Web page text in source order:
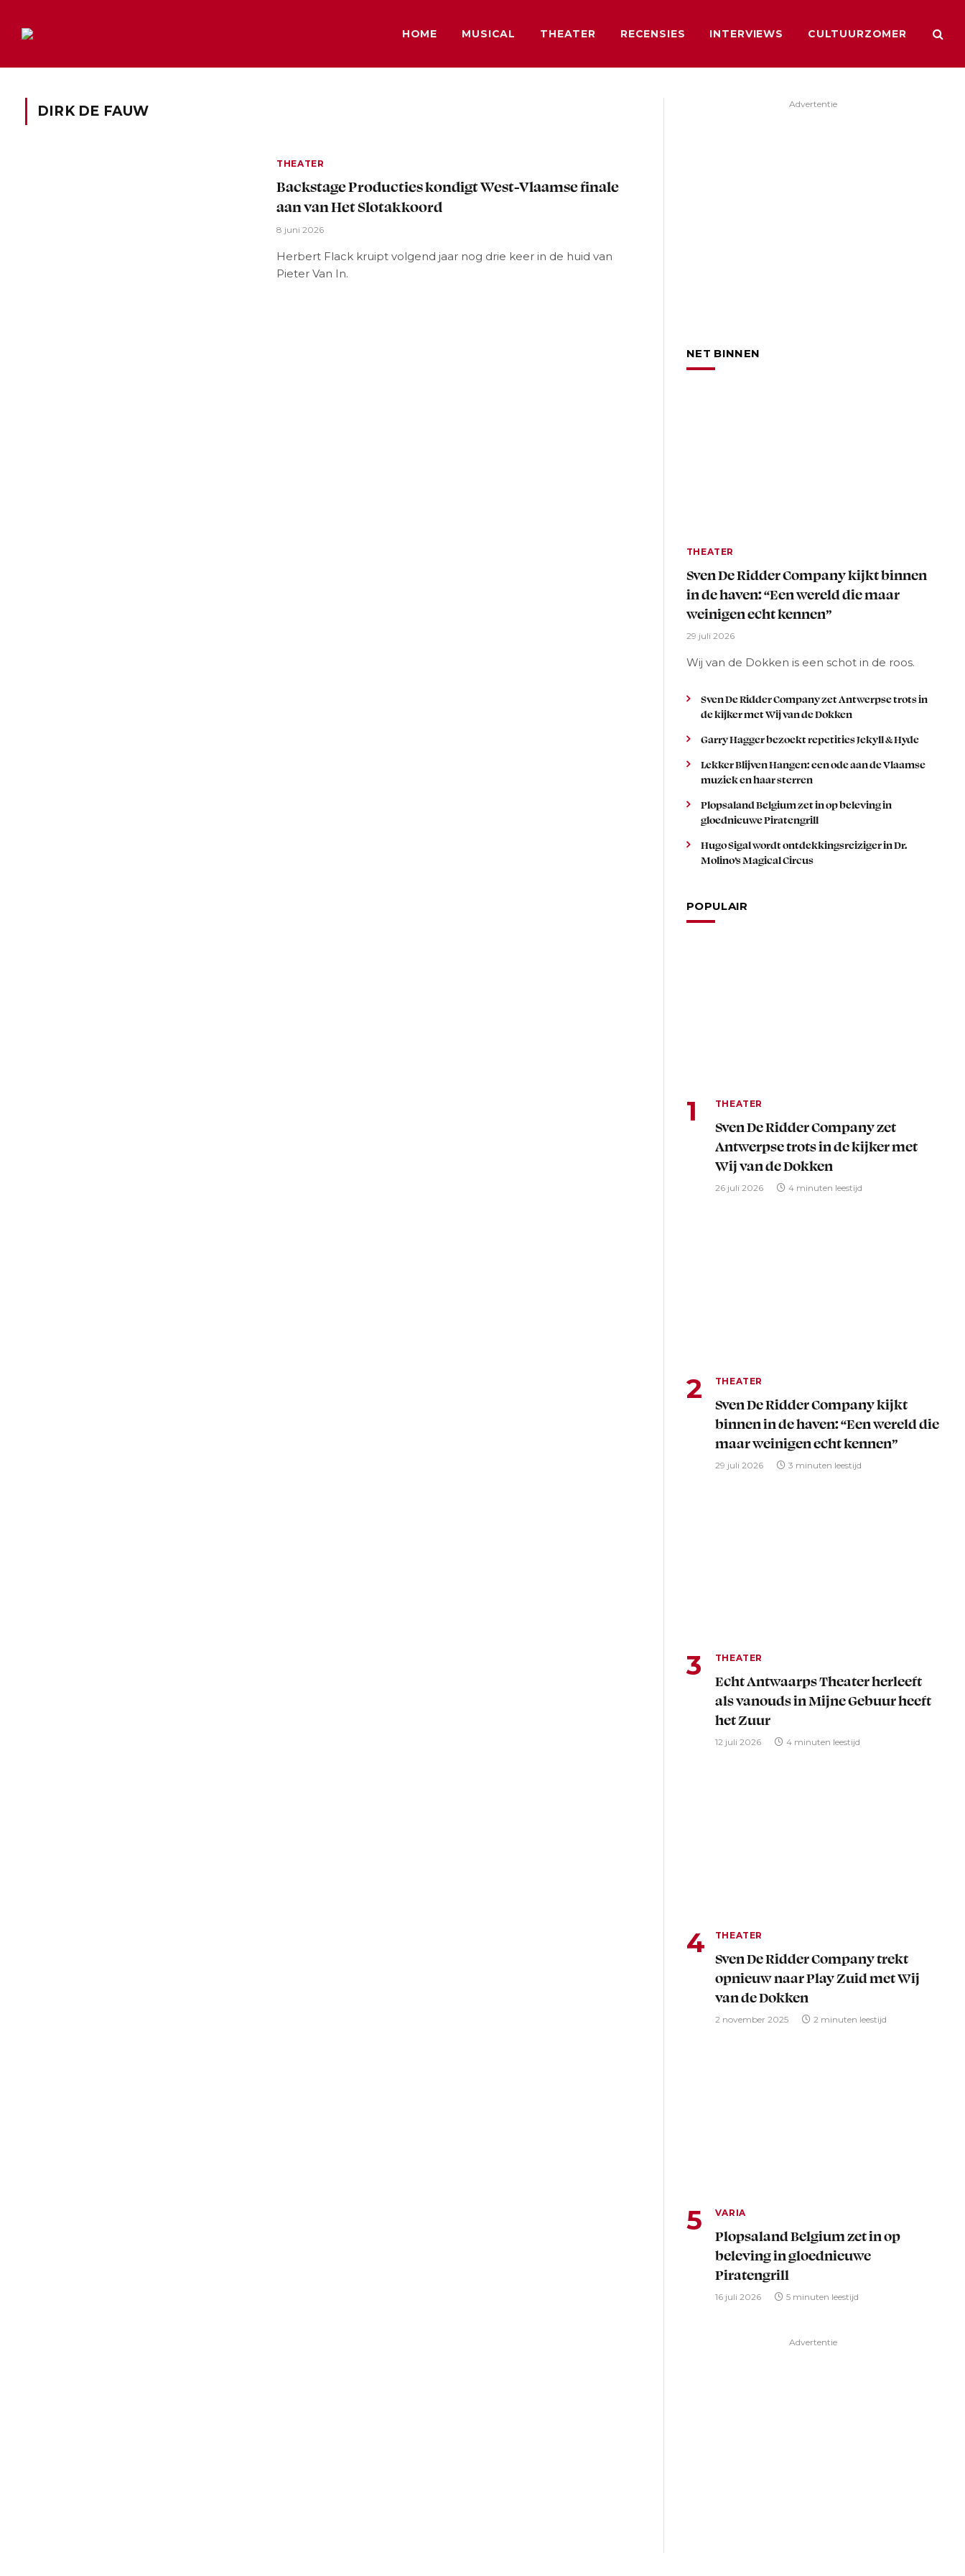
HOME MUSICAL THEATER RECENSIES INTERVIEWS CULTUURZOMER
DIRK DE FAUW
THEATER
Backstage Producties kondigt West-Vlaamse finale
aan van Het Slotakkoord
8 juni 2026
Herbert Flack kruipt volgend jaar nog drie keer in de huid van
Pieter Van In.
Advertentie
NET BINNEN
THEATER
Sven De Ridder Company kijkt binnen
in de haven: “Een wereld die maar
weinigen echt kennen”
29 juli 2026
Wij van de Dokken is een schot in de roos.
Sven De Ridder Company zet Antwerpse trots in
de kijker met Wij van de Dokken
Garry Hagger bezoekt repetities Jekyll & Hyde
Lekker Blijven Hangen: een ode aan de Vlaamse
muziek en haar sterren
Plopsaland Belgium zet in op beleving in
gloednieuwe Piratengrill
Hugo Sigal wordt ontdekkingsreiziger in Dr.
Molino’s Magical Circus
POPULAIR
THEATER
Sven De Ridder Company zet
Antwerpse trots in de kijker met
Wij van de Dokken
26 juli 2026 4 minuten leestijd
THEATER
Sven De Ridder Company kijkt
binnen in de haven: “Een wereld die
maar weinigen echt kennen”
29 juli 2026 3 minuten leestijd
THEATER
Echt Antwaarps Theater herleeft
als vanouds in Mijne Gebuur heeft
het Zuur
12 juli 2026 4 minuten leestijd
THEATER
Sven De Ridder Company trekt
opnieuw naar Play Zuid met Wij
van de Dokken
2 november 2025 2 minuten leestijd
VARIA
Plopsaland Belgium zet in op
beleving in gloednieuwe
Piratengrill
16 juli 2026 5 minuten leestijd
Advertentie